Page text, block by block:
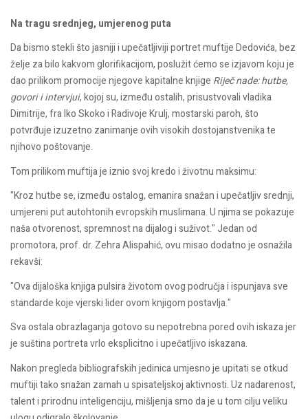
Na tragu srednjeg, umjerenog puta
Da bismo stekli što jasniji i upečatljiviji portret muftije Dedovića, bez
želje za bilo kakvom glorifikacijom, poslužit ćemo se izjavom koju je
dao prilikom promocije njegove kapitalne knjige Riječ nade: hutbe,
govori i intervjui, kojoj su, između ostalih, prisustvovali vladika
Dimitrije, fra Iko Skoko i Radivoje Krulj, mostarski paroh, što
potvrđuje izuzetno zanimanje ovih visokih dostojanstvenika te
njihovo poštovanje.
Tom prilikom muftija je iznio svoj kredo i životnu maksimu:
"Kroz hutbe se, između ostalog, emanira snažan i upečatljiv srednji,
umjereni put autohtonih evropskih muslimana. U njima se pokazuje
naša otvorenost, spremnost na dijalog i suživot." Jedan od
promotora, prof. dr. Zehra Alispahić, ovu misao dodatno je osnažila
rekavši:
"Ova dijaloška knjiga pulsira životom ovog područja i ispunjava sve
standarde koje vjerski lider ovom knjigom postavlja."
Sva ostala obrazlaganja gotovo su nepotrebna pored ovih iskaza jer
je suština portreta vrlo eksplicitno i upečatljivo iskazana.
Nakon pregleda bibliografskih jedinica umjesno je upitati se otkud
muftiji tako snažan zamah u spisateljskoj aktivnosti. Uz nadarenost,
talent i prirodnu inteligenciju, mišljenja smo da je u tom cilju veliku